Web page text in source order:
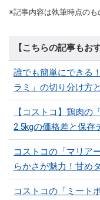
※記事内容は執筆時点のも
【こちらの記事もお
誰でも簡単にできる
ラミ」の切り分け方
【コストコ】鶏肉の
2.5kgの価格差と保存
コストコの「マリア
らかさが魅力！甘め
コストコの「ミート